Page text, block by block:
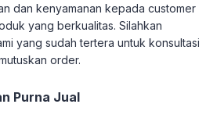
dan kenyamanan kepada customer
yang berkualitas. Silahkan
yang sudah tertera untuk konsultasi
order.
Purna Jual